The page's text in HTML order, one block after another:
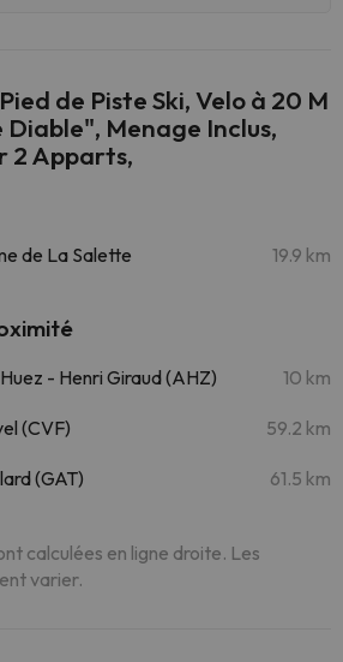
de Piste Ski, Velo à 20 M
Diable", Menage Inclus,
2 Apparts,
de La Salette 19.9 km
- Henri Giraud (AHZ) 10 km
(CVF) 59.2 km
(GAT) 61.5 km
calculées en ligne droite. Les
varier.